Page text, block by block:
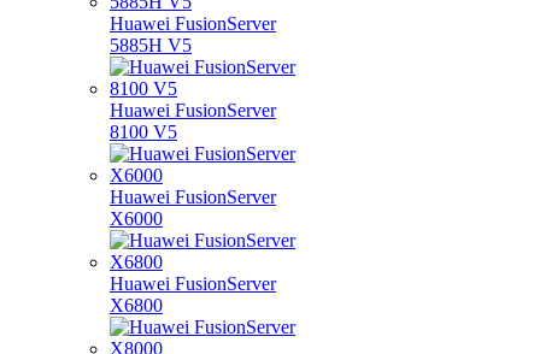
Huawei FusionServer
5885H V5
Huawei FusionServer
8100 V5
Huawei FusionServer
X6000
Huawei FusionServer
X6800